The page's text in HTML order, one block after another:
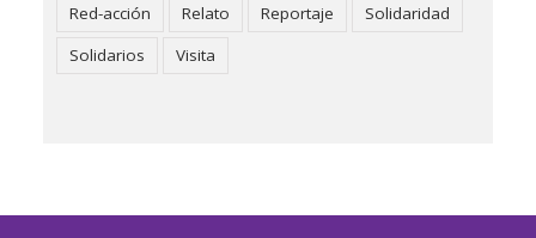
Red-acción
Relato Reportaje
Solidaridad
Solidarios
Visita